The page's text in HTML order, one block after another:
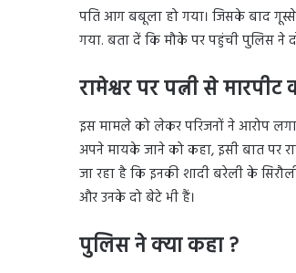
पति आग बबूला हो गया। जिसके बाद
गया. बता दें कि मौके पर पहुंची पुलिस ने
रामेश्वर पर पत्नी से
इस मामले को लेकर परिजनों ने आरोप
अपने मायके जाने को कहा, इसी बात पर
जा रहा है कि इनकी शादी बरेली के
और उनके दो बेटे भी हैं।
पुलिस ने क्या कहा ?